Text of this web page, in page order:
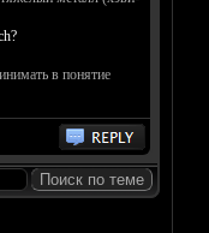
в понятие